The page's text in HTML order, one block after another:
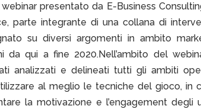
presentato da E-Business
parte integrante di una collana di
su diversi argomenti in ambito
da qui a fine 2020.Nell’ambito del
analizzati e delineati tutti gli ambiti
al meglio le tecniche del gioco, in
la motivazione e l’engagement degli